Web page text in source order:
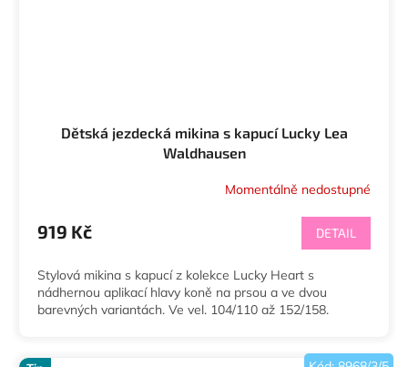
Dětská jezdecká mikina s kapucí Lucky Lea
Waldhausen
Momentálně nedostupné
919 Kč DETAIL
Stylová mikina s kapucí z kolekce Lucky Heart s
nádhernou aplikací hlavy koně na prsou a ve dvou
barevných variantách. Ve vel. 104/110 až 152/158.